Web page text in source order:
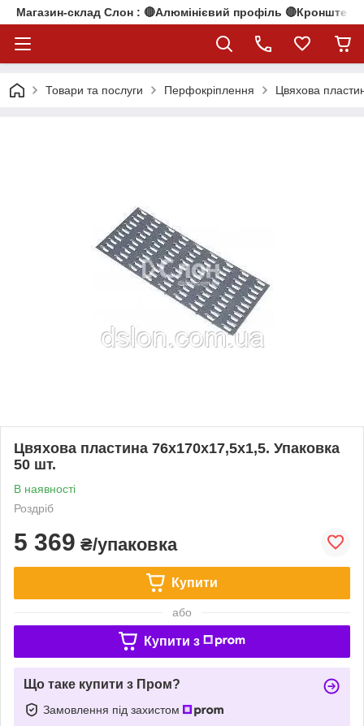
Магазин-склад Слон : 🔴Алюмінієвий профіль
Товари та послуги Перфокріплення Цвяхова
Цвяхова пластина 76х170х17,5х1,5. Упаковка
50 шт.
В наявності
Роздріб
5 369 ₴/упаковка
Купити
або
Купити з
Що таке купити з Пром?
Замовлення під захистом